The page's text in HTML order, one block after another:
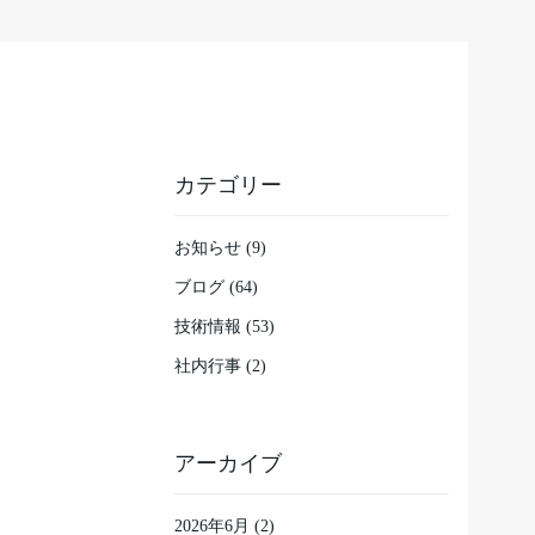
カテゴリー
お知らせ (9)
ブログ (64)
技術情報 (53)
社内行事 (2)
アーカイブ
2026年6月 (2)